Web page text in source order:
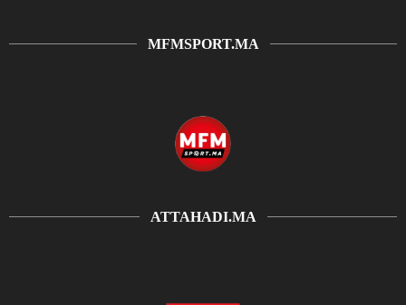
MFMSPORT.MA
ATTAHADI.MA